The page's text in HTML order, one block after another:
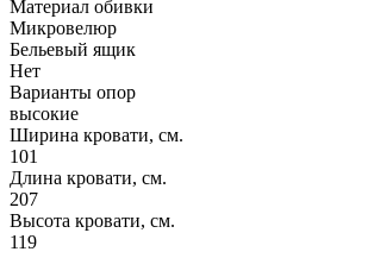
Материал обивки
Микровелюр
Бельевый ящик
Нет
Варианты опор
высокие
Ширина кровати, см.
101
Длина кровати, см.
207
Высота кровати, см.
119